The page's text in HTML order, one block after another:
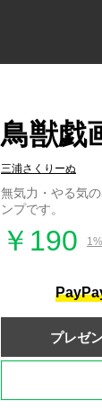
鳥獣戯
三浦さくりーぬ
無気力・やる気
ンプです。
￥190
プレゼ